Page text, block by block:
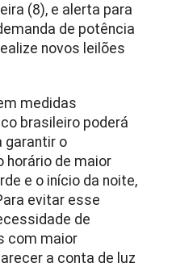
(8), e alerta para
de potência
novos leilões
medidas
brasileiro poderá
garantir o
horário de maior
e o início da noite,
evitar esse
de
com maior
a conta de luz